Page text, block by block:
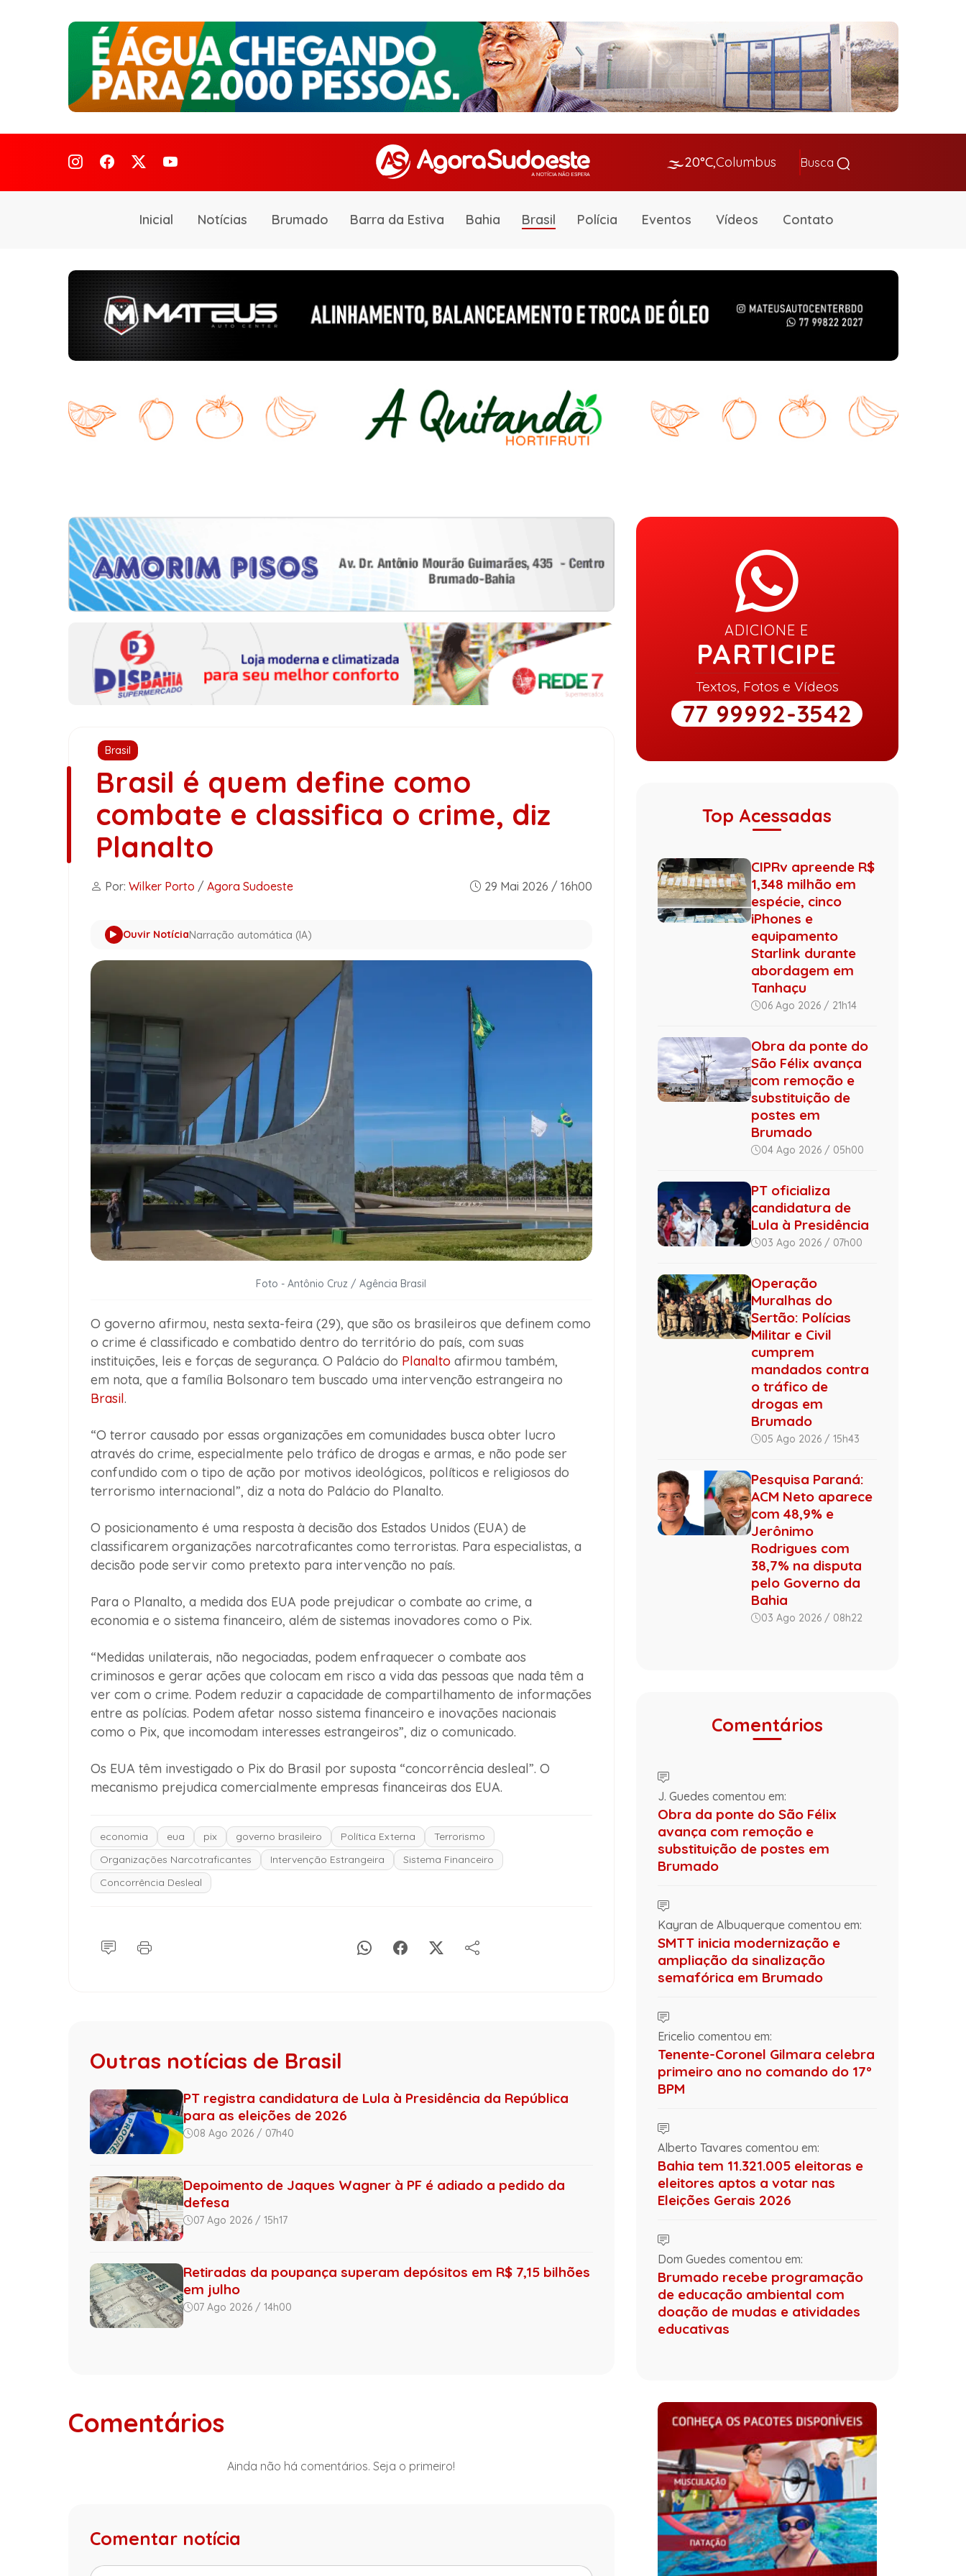
🌫️20°C,Columbus Busca
Inicial Notícias Brumado Barra da Estiva Bahia Brasil Polícia Eventos Vídeos Contato
Brasil
Brasil é quem define como
combate e classifica o crime, diz
Planalto
Por: Wilker Porto / Agora Sudoeste 29 Mai 2026 / 16h00
Ouvir NotíciaNarração automática (IA)
Foto - Antônio Cruz / Agência Brasil
O governo afirmou, nesta sexta-feira (29), que são os brasileiros que definem como
o crime é classificado e combatido dentro do território do país, com suas
instituições, leis e forças de segurança. O Palácio do Planalto afirmou também,
em nota, que a família Bolsonaro tem buscado uma intervenção estrangeira no
Brasil.
“O terror causado por essas organizações em comunidades busca obter lucro
através do crime, especialmente pelo tráfico de drogas e armas, e não pode ser
confundido com o tipo de ação por motivos ideológicos, políticos e religiosos do
terrorismo internacional”, diz a nota do Palácio do Planalto.
O posicionamento é uma resposta à decisão dos Estados Unidos (EUA) de
classificarem organizações narcotraficantes como terroristas. Para especialistas, a
decisão pode servir como pretexto para intervenção no país.
Para o Planalto, a medida dos EUA pode prejudicar o combate ao crime, a
economia e o sistema financeiro, além de sistemas inovadores como o Pix.
“Medidas unilaterais, não negociadas, podem enfraquecer o combate aos
criminosos e gerar ações que colocam em risco a vida das pessoas que nada têm a
ver com o crime. Podem reduzir a capacidade de compartilhamento de informações
entre as polícias. Podem afetar nosso sistema financeiro e inovações nacionais
como o Pix, que incomodam interesses estrangeiros”, diz o comunicado.
Os EUA têm investigado o Pix do Brasil por suposta “concorrência desleal”. O
mecanismo prejudica comercialmente empresas financeiras dos EUA.
economia eua pix governo brasileiro Política Externa
Terrorismo
Organizações Narcotraficantes
Intervenção Estrangeira
Sistema Financeiro
Concorrência Desleal
Outras notícias de Brasil
PT registra candidatura de Lula à Presidência da República
para as eleições de 2026
08 Ago 2026 / 07h40
Depoimento de Jaques Wagner à PF é adiado a pedido da
defesa
07 Ago 2026 / 15h17
Retiradas da poupança superam depósitos em R$ 7,15 bilhões
em julho
07 Ago 2026 / 14h00
Comentários
Ainda não há comentários. Seja o primeiro!
Comentar notícia
ADICIONE E
PARTICIPE
Textos, Fotos e Vídeos
77 99992-3542
Top Acessadas
CIPRv apreende R$
1,348 milhão em
espécie, cinco
iPhones e
equipamento
Starlink durante
abordagem em
Tanhaçu
06 Ago 2026 / 21h14
Obra da ponte do
São Félix avança
com remoção e
substituição de
postes em
Brumado
04 Ago 2026 / 05h00
PT oficializa
candidatura de
Lula à Presidência
03 Ago 2026 / 07h00
Operação
Muralhas do
Sertão: Polícias
Militar e Civil
cumprem
mandados contra
o tráfico de
drogas em
Brumado
05 Ago 2026 / 15h43
Pesquisa Paraná:
ACM Neto aparece
com 48,9% e
Jerônimo
Rodrigues com
38,7% na disputa
pelo Governo da
Bahia
03 Ago 2026 / 08h22
Comentários
J. Guedes comentou em:
Obra da ponte do São Félix
avança com remoção e
substituição de postes em
Brumado
Kayran de Albuquerque comentou em:
SMTT inicia modernização e
ampliação da sinalização
semafórica em Brumado
Ericelio comentou em:
Tenente-Coronel Gilmara celebra
primeiro ano no comando do 17º
BPM
Alberto Tavares comentou em:
Bahia tem 11.321.005 eleitoras e
eleitores aptos a votar nas
Eleições Gerais 2026
Dom Guedes comentou em:
Brumado recebe programação
de educação ambiental com
doação de mudas e atividades
educativas